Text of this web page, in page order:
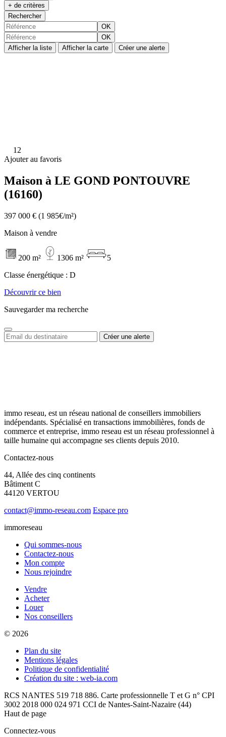
+ de critères
Rechercher
OK
OK
Afficher la liste
Afficher la carte Créer une alerte
12
Ajouter au favoris
Maison à LE GOND PONTOUVRE
(16160)
397 000 € (1 985€/m²)
Maison à vendre
200 m² 1306 m²
5
Classe énergétique : D
Découvrir ce bien
Sauvegarder ma recherche
immo reseau, est un réseau national de conseillers immobiliers
indépendants. Spécialisé en transactions immobilières, fonds de
commerce et entreprise, immo reseau est un réseau professionnel à
taille humaine qui accompagne ses clients depuis 2010.
Contactez-nous
44, Allée des cinq continents
Bâtiment C
44120 VERTOU
contact@immo-reseau.com Espace pro
immoreseau
Qui sommes-nous
Contactez-nous
Mon compte
Nous rejoindre
Vendre
Acheter
Louer
Nos conseillers
© 2026
Plan du site
Mentions légales
Politique de confidentialité
Création du site : web-ia.com
RCS NANTES 519 718 886. Carte professionnelle T et G n° CPI
3002 2018 000 024 971 CCI de Nantes-Saint-Nazaire (44)
Haut de page
Connectez-vous